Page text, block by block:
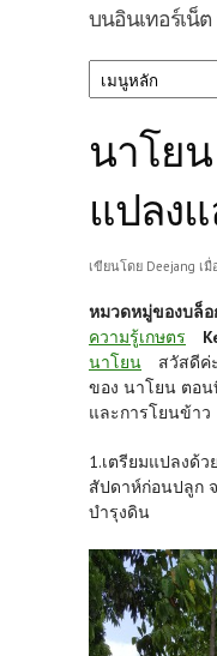
บนอินเทอร์เน็ต
นาโยน
แปลง
เขียนโดย Deejang เ
หมวดหมู่ของบล็อ
ความรู้เกษตร
นาโยน
สวัสดีค่
ของ นาโยน ตอน
และการโยนข้าว
1.เตรียมแปลงด้ว
สัปดาห์ก่อนปลูก
บำรุงดิน